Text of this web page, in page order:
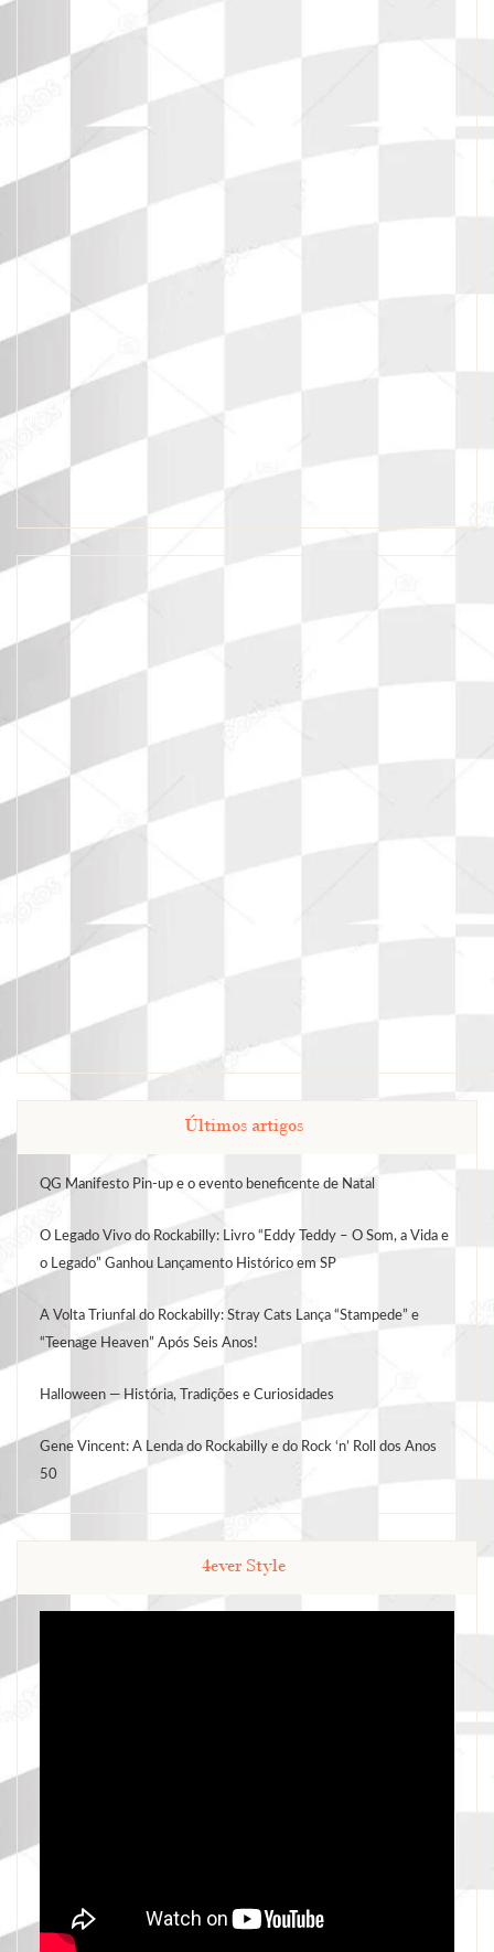
Últimos artigos
QG Manifesto Pin-up e o evento beneficente de Natal
O Legado Vivo do Rockabilly: Livro “Eddy Teddy – O Som, a Vida e
o Legado” Ganhou Lançamento Histórico em SP
A Volta Triunfal do Rockabilly: Stray Cats Lança “Stampede” e
“Teenage Heaven” Após Seis Anos!
Halloween — História, Tradições e Curiosidades
Gene Vincent: A Lenda do Rockabilly e do Rock ‘n’ Roll dos Anos
50
4ever Style